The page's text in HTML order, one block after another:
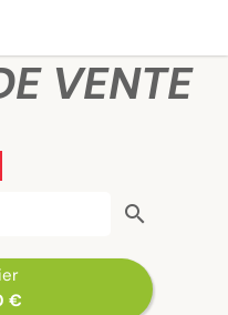
VENTE
search
€